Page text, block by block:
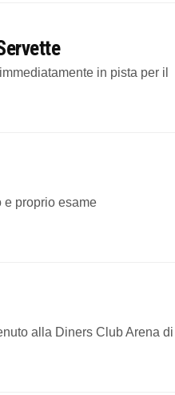
in pista per il
e proprio esame
alla Diners Club Arena di